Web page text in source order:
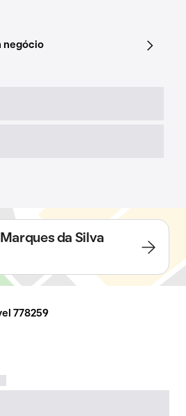
negócio
da Silva
778259